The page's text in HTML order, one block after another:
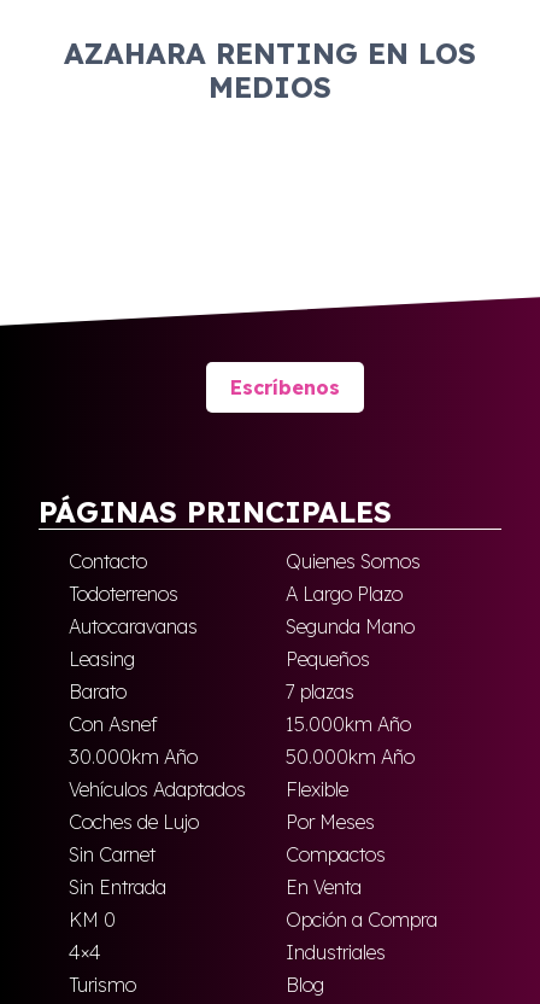
AZAHARA RENTING EN LOS
MEDIOS
Escríbenos
PÁGINAS PRINCIPALES
Contacto
Quienes Somos
Todoterrenos
A Largo Plazo
Autocaravanas
Segunda Mano
Leasing
Pequeños
Barato
7 plazas
Con Asnef
15.000km Año
30.000km Año
50.000km Año
Vehículos Adaptados
Flexible
Coches de Lujo
Por Meses
Sin Carnet
Compactos
Sin Entrada
En Venta
KM 0
Opción a Compra
4×4
Industriales
Turismo
Blog